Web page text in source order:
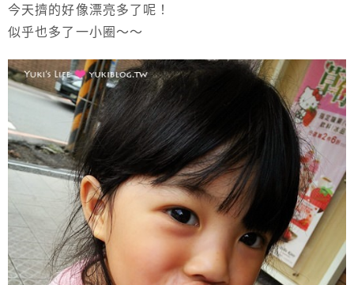
今天擠的好像漂亮多了呢！
似乎也多了一小圈～～